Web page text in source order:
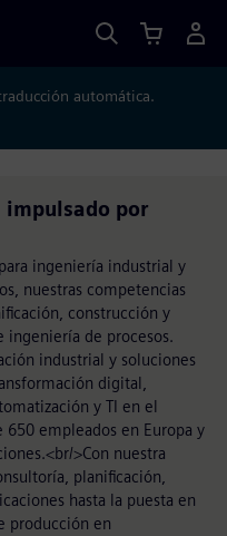
automática.
impulsado por
ingeniería industrial y
nuestras competencias
construcción y
ingeniería de procesos.
industrial y soluciones
digital,
y TI en el
empleados en Europa y
>Con nuestra
planificación,
hasta la puesta en
producción en